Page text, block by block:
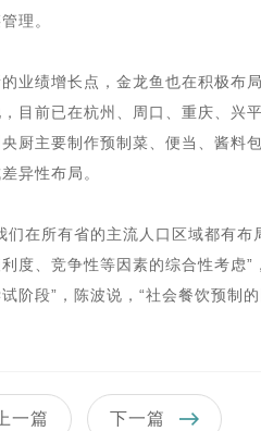
理。
业绩增长点，金龙鱼也在积极布
目前已在杭州、周口、重庆、兴
厨主要制作预制菜、便当、酱料
异性布局。
们在所有省的主流人口区域都有
度、竞争性等因素的综合性考虑
阶段”，陈波说，“社会餐饮预制
一篇 下一篇